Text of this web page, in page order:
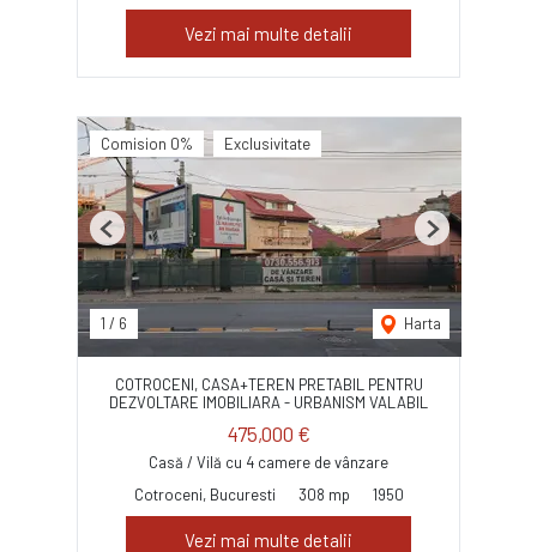
Vezi mai multe detalii
Comision 0% Exclusivitate
1 / 6 Harta
Previous Next
COTROCENI, CASA+TEREN PRETABIL PENTRU
DEZVOLTARE IMOBILIARA - URBANISM VALABIL
475,000 €
Casă / Vilă cu 4 camere de vânzare
Cotroceni, Bucuresti
308 mp 1950
Vezi mai multe detalii